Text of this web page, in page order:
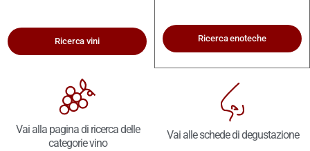
Ricerca vini Ricerca enoteche
Vai alla pagina di ricerca delle
categorie vino
Vai alle schede di degustazione